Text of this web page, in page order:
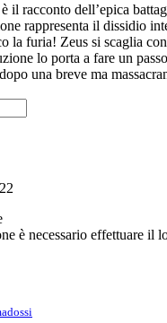
il racconto dell’epica
rappresenta il dissidio
la furia! Zeus si scaglia
lo porta a fare un
una breve ma
è necessario effettuare il